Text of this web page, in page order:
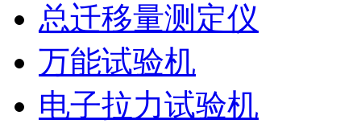
总迁移量测定仪
万能试验机
电子拉力试验机